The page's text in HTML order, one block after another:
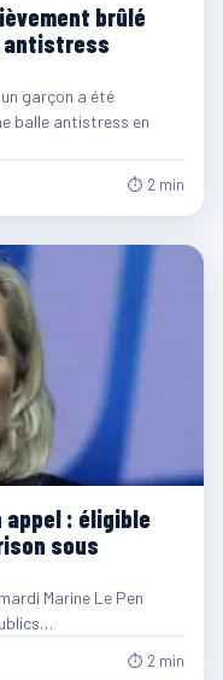
brûlé
antistress
garçon a été
balle antistress en
⏱ 2 min
appel : éligible
sous
Marine Le Pen
⏱ 2 min